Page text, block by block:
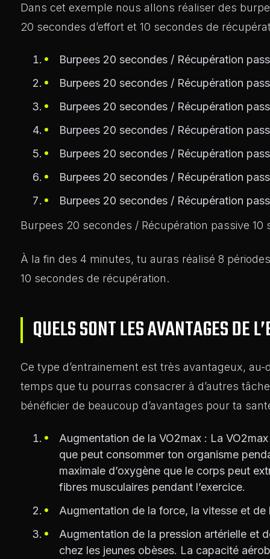
Dans cet exemple nous allons réaliser des
20 secondes d’effort et 10 secondes de
Burpees 20 secondes / Récupération
Burpees 20 secondes / Récupération
Burpees 20 secondes / Récupération
Burpees 20 secondes / Récupération
Burpees 20 secondes / Récupération
Burpees 20 secondes / Récupération
Burpees 20 secondes / Récupération
Burpees 20 secondes / Récupération passive 10
À la fin des 4 minutes, tu auras réalisé 8
10 secondes de récupération.
QUELS SONT LES AVANTAGES DE
Ce type d’entrainement est très avantageux,
temps que tu pourras consacrer à d’autres
bénéficier de beaucoup d’avantages pour ta
Augmentation de la VO2max : La
que peut consommer ton organisme
maximale d’oxygène que le corps peut
fibres musculaires pendant l’exercice.
Augmentation de la force, la vitesse et de
Augmentation de la pression artérielle et
chez les jeunes obèses. La capacité